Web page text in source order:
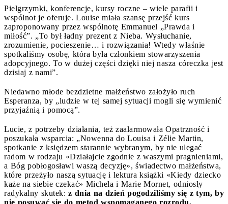
Pielgrzymki, konferencje, kursy roczne – wiele parafii i
wspólnot je oferuje. Louise miała szansę przejść kurs
zaproponowany przez wspólnotę Emmanuel „Prawda i
miłość”. „To był ładny prezent z Nieba. Wysłuchanie,
zrozumienie, pocieszenie… i rozwiązania! Wtedy właśnie
spotkaliśmy osobę, która była członkiem stowarzyszenia
adopcyjnego. To w dużej części dzięki niej nasza córeczka jest
dzisiaj z nami”.
Niedawno młode bezdzietne małżeństwo założyło ruch
Esperanza, by „ludzie w tej samej sytuacji mogli się wymienić
przyjaźnią i pomocą”.
Lucie, z potrzeby działania, też zaalarmowała Opatrzność i
poszukała wsparcia: „Nowenna do Louisa i Zélie Martin,
spotkanie z księdzem starannie wybranym, by nie ulegać
radom w rodzaju «Działajcie zgodnie z waszymi pragnieniami,
a Bóg pobłogosławi waszą decyzję», świadectwo małżeństwa,
które przeżyło naszą sytuację i lektura książki «Kiedy dziecko
każe na siebie czekać» Michela i Marie Mornet, odniosły
radykalny skutek: z dnia na dzień pogodziliśmy się z tym, by
nie posuwać się do metod wspomaganego rozrodu,